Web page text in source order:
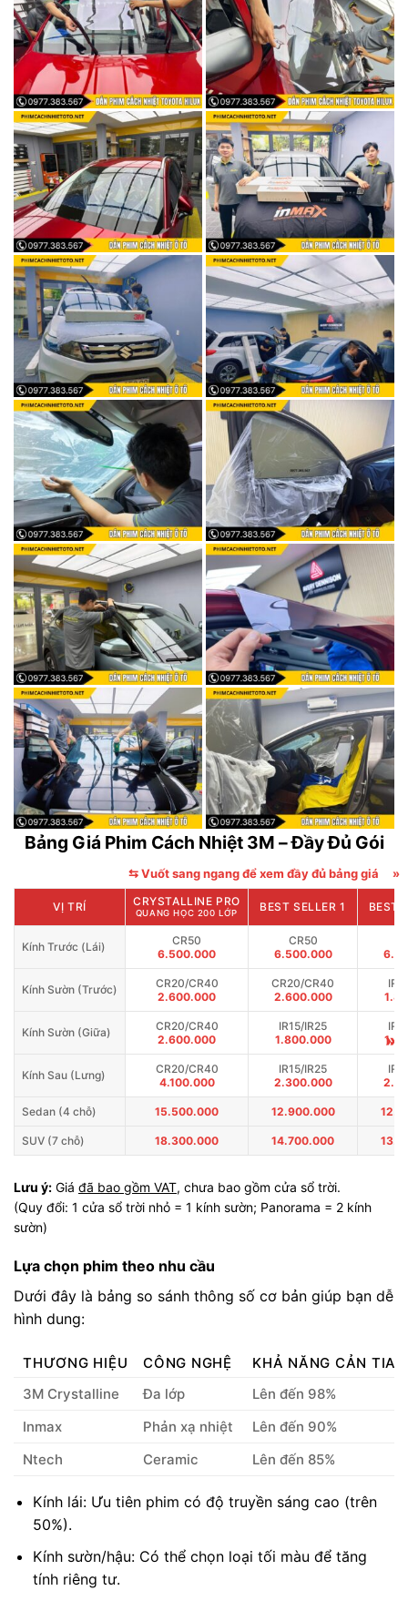
Bảng Giá Phim Cách Nhiệt 3M – Đầy Đủ Gói
⇆ Vuốt sang ngang để xem đầy đủ bảng giá »
»
VỊ TRÍ CRYSTALLINE PRO
QUANG HỌC 200 LỚP BEST SELLER 1 BEST
Kính Trước (Lái)
CR50
6.500.000
CR50
6.500.000
Kính Sườn (Trước)
CR20/CR40
2.600.000
CR20/CR40
2.600.000
Kính Sườn (Giữa)
CR20/CR40
2.600.000
IR15/IR25
1.800.000
Kính Sau (Lưng)
CR20/CR40
4.100.000
IR15/IR25
2.300.000
Sedan (4 chỗ) 15.500.000 12.900.000
SUV (7 chỗ) 18.300.000 14.700.000
Lưu ý: Giá đã bao gồm VAT, chưa bao gồm cửa sổ trời.
(Quy đổi: 1 cửa sổ trời nhỏ = 1 kính sườn; Panorama = 2 kính
sườn)
Lựa chọn phim theo nhu cầu
Dưới đây là bảng so sánh thông số cơ bản giúp bạn dễ
hình dung:
THƯƠNG HIỆU CÔNG NGHỆ
KHẢ NĂNG CẢN TIA
3M Crystalline
Đa lớp
Lên đến 98%
Inmax
Phản xạ nhiệt
Lên đến 90%
Ntech
Ceramic Lên đến 85%
Kính lái: Ưu tiên phim có độ truyền sáng cao (trên
50%).
Kính sườn/hậu: Có thể chọn loại tối màu để tăng
tính riêng tư.